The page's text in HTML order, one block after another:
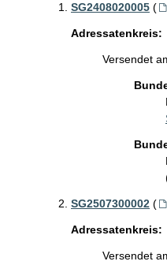
SG2408020005 (
Adressatenkreis:
Versendet
SG2507300002 (
Adressatenkreis:
Versendet